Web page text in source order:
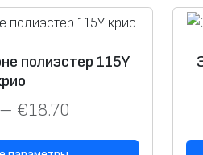
полиэстер 115Y
– €18.70